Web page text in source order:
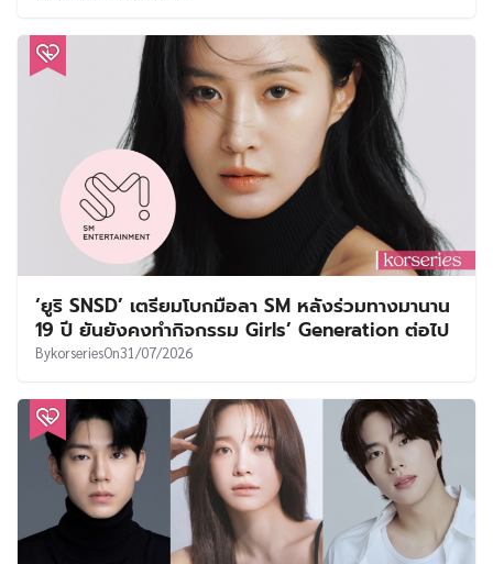
‘ยูริ SNSD’ เตรียมโบกมือลา SM หลังร่วมทางมานาน
19 ปี ยันยังคงทำกิจกรรม Girls’ Generation ต่อไป
BykorseriesOn31/07/2026